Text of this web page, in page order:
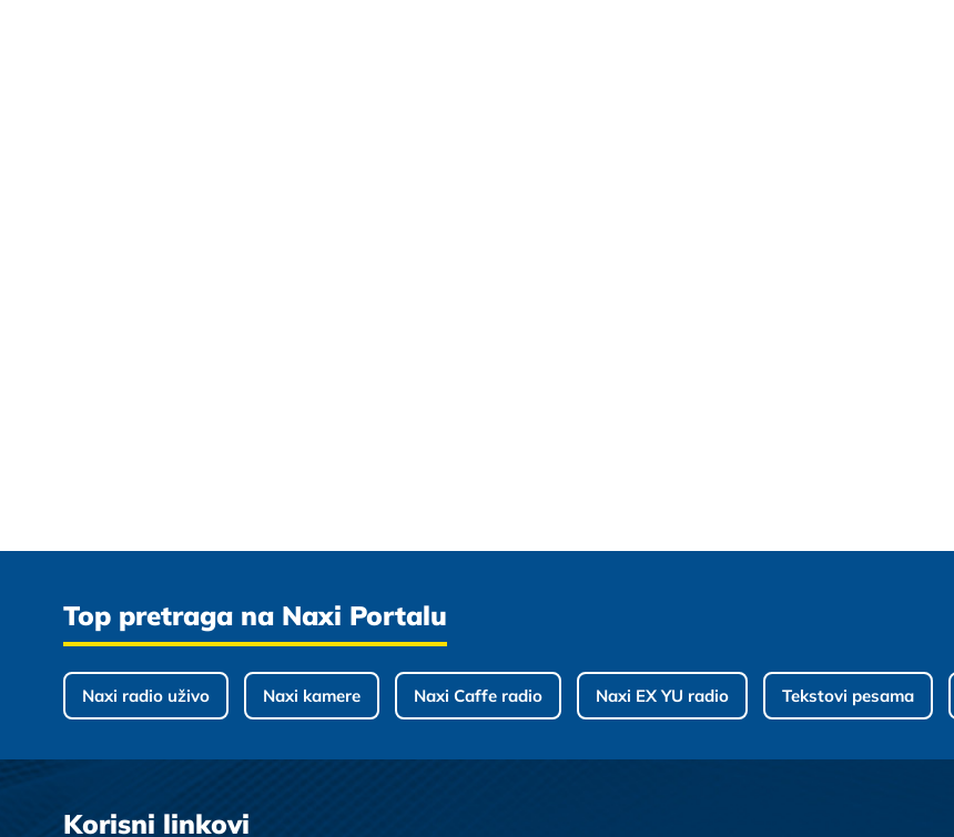
Top pretraga na Naxi Portalu
Naxi radio uživo Naxi kamere Naxi Caffe radio Naxi EX YU radio Tekstovi pesama
Korisni linkovi